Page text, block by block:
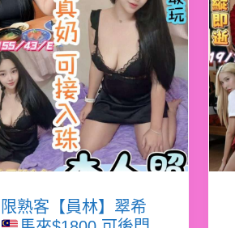
限熟客【員林】翠希